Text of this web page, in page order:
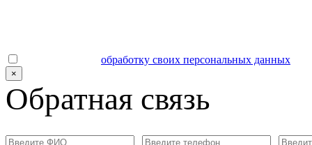
обработку своих персональных данных
×
Обратная связь